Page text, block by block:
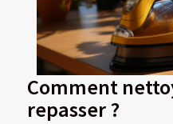
Comment
repasser ?